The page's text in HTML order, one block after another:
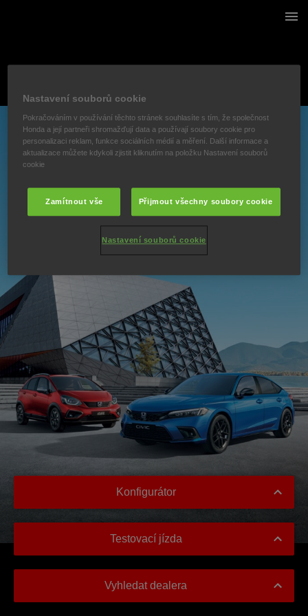
Nastavení souborů cookie
Pokračováním v používání těchto stránek souhlasíte s tím, že společnost
Honda a její partneři shromažďují data a používají soubory cookie pro
personalizaci reklam, funkce sociálních médií a měření. Další informace a
aktualizace můžete kdykoli zjistit kliknutím na položku Nastavení souborů
cookie
Zamítnout vše Přijmout všechny soubory cookie
Nastavení souborů cookie
Konfigurátor
Testovací jízda
Vyhledat dealera